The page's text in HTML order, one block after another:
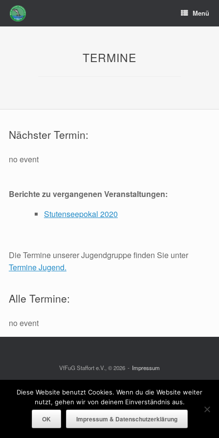
Inhalt
springen
Menü
TERMINE
Nächster Termin:
no event
Berichte zu vergangenen Veranstaltungen:
Stutenseepokal 2020
Die Termine unserer Jugendgruppe finden Sie unter
Termine Jugend.
Alle Termine:
no event
VfFuG Staffort e.V., © 2026 Impressum
Ein Theme von SiteOrigin
Diese Website benutzt Cookies. Wenn du die Website weiter
nutzt, gehen wir von deinem Einverständnis aus.
OK Impressum & Datenschutzerklärung